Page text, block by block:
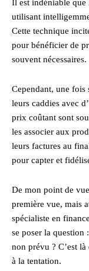
Il est indéniable que
utilisant
Cette technique
pour bénéficier de
souvent nécessaires.
Cependant, une fois
leurs caddies avec
prix coûtant sont
les associer aux
leurs factures au
pour capter et
De mon point de
première vue, mais
spécialiste en
se poser la question
non prévu ? C’est
à la tentation.